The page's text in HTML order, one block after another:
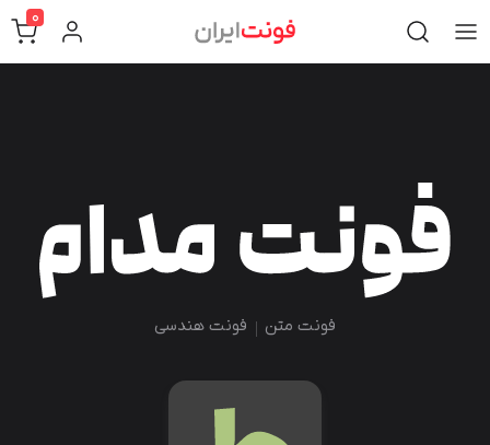
0
فونت متن فونت هندسی